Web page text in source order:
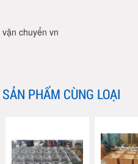
vận chuyển vn
SẢN PHẨM CÙNG LOẠI